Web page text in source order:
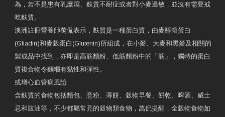
為，若不是患有乳糜瀉、麩質不耐症或者對小麥過敏，並沒有需要戒
吃麩質。
澳洲註冊營養師萬侃表示，麩質是一種蛋白質，由麥醇溶蛋白
(Gliadin)和麥穀蛋白(Glutenin)所組成，在小麥、大麥和黑麥及相關的
製成品中找到，亦即是高筋麵粉、低筋麵粉中的「筋」，獨特的蛋白
質複合物令麵糰有黏性和彈性。
或增心血管病風險
含麩質的食物包括麵包、意粉、薄餅、穀物早餐、餅乾、啤酒、威士
忌和豉油等，不少都屬常見的穀物類食物，萬侃提醒，全穀物食物如